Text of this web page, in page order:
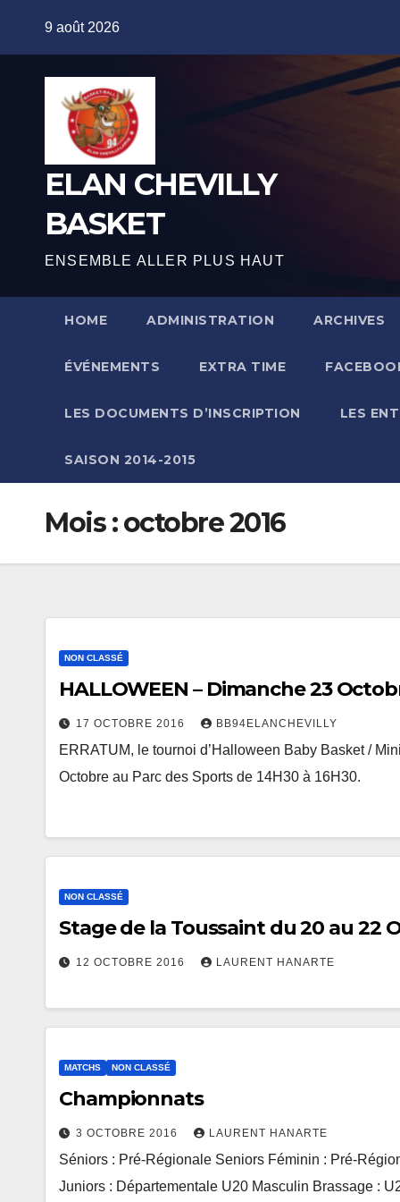
9 août 2026
ELAN CHEVILLY
BASKET
ENSEMBLE ALLER PLUS HAUT
HOME ADMINISTRATION ARCHIVES
ÉVÉNEMENTS EXTRA TIME
LES DOCUMENTS D’INSCRIPTION LES
SAISON 2014-2015
Mois :octobre 2016
NON CLASSÉ
HALLOWEEN – Dimanche 23
17 OCTOBRE 2016 BB94ELANCHEVILLY
ERRATUM, le tournoi d’Halloween Baby Basket /
Octobre au Parc des Sports de 14H30 à 16H30.
NON CLASSÉ
Stage de la Toussaint du 20 au 22
12 OCTOBRE 2016 LAURENT HANARTE
MATCHS NON CLASSÉ
Championnats
3 OCTOBRE 2016 LAURENT HANARTE
Séniors : Pré-Régionale Seniors Féminin : Pré-
Juniors : Départementale U20 Masculin Brassage :